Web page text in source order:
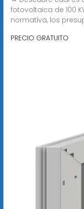
fotovoltaica de 100
normativa, los
PRECIO GRATUITO